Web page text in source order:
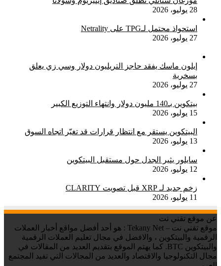
28 يوليو، 2026
استحواذ محتمل لـTPG على Netrality
27 يوليو، 2026
إيلون ماسك يفقد حاجز التريليون دولار وسي زي يعلق
بسخرية
27 يوليو، 2026
بيتكوين بـ140 مليون دولار وانتهاء التوزيع الكبير
15 يوليو، 2026
البيتكوين يستقر مع انتظار قرارات قد تغيّر اتجاه السوق
13 يوليو، 2026
سايلور يثير الجدل حول مستقبل البيتكوين
12 يوليو، 2026
زخم جديد لـ XRP قبل تصويت CLARITY
11 يوليو، 2026
عن موقع تقني نت
موقع تقني نت – Tekany Net : هو أحد أفضل مواقع أخبار العملات
الرقمية والبيتكوين ، والافضل في مجال تعليم العملات الرقمية
والبيتكوين BTC. كما يهتم الموقع بتقديم العديد من المقالات في
مجال التكنولوجيا والاقتصاد والعديد من المجالات التي تفيد المجتمع